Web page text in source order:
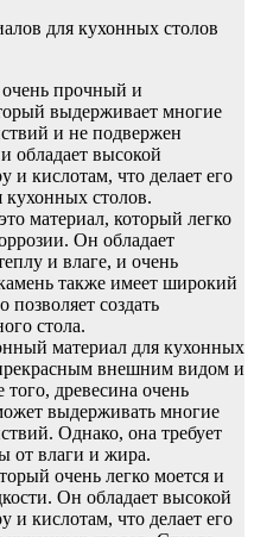
для кухонных столов
прочный и
выдерживает многие
и не подвержен
обладает высокой
и кислотам, что делает его
столов.
материал, который легко
Он обладает
и влаге, и очень
также имеет широкий
позволяет создать
стола.
материал для кухонных
внешним видом и
древесина очень
выдерживать многие
Однако, она требует
от влаги и жира.
очень легко моется и
Он обладает высокой
и кислотам, что делает его